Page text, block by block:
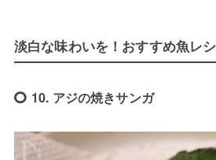
淡白な味わいを！おすすめ魚レ
10. アジの焼きサンガ